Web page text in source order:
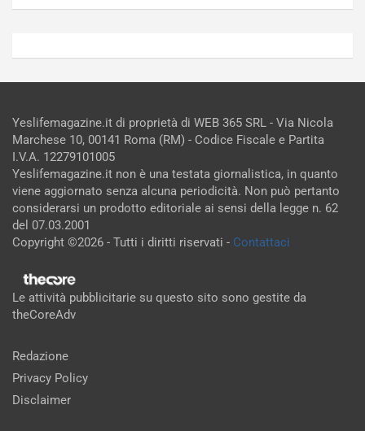
Yeslifemagazine.it di proprietà di WEB 365 SRL - Via Nicola
Marchese 10, 00141 Roma (RM) - Codice Fiscale e Partita
I.V.A. 12279101005
Yeslifemagazine.it non è una testata giornalistica, in quanto
viene aggiornato senza alcuna periodicità. Non può pertanto
considerarsi un prodotto editoriale ai sensi della legge n. 62
del 07.03.2001
Copyright ©2026 - Tutti i diritti riservati - Contattaci
Le attività pubblicitarie su questo sito sono gestite da
theCoreAdv
Redazione
Privacy Policy
Disclaimer